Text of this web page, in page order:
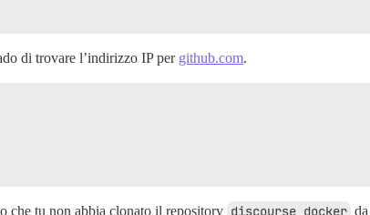
di trovare l’indirizzo IP per github.com.
che tu non abbia clonato il repository discourse_docker